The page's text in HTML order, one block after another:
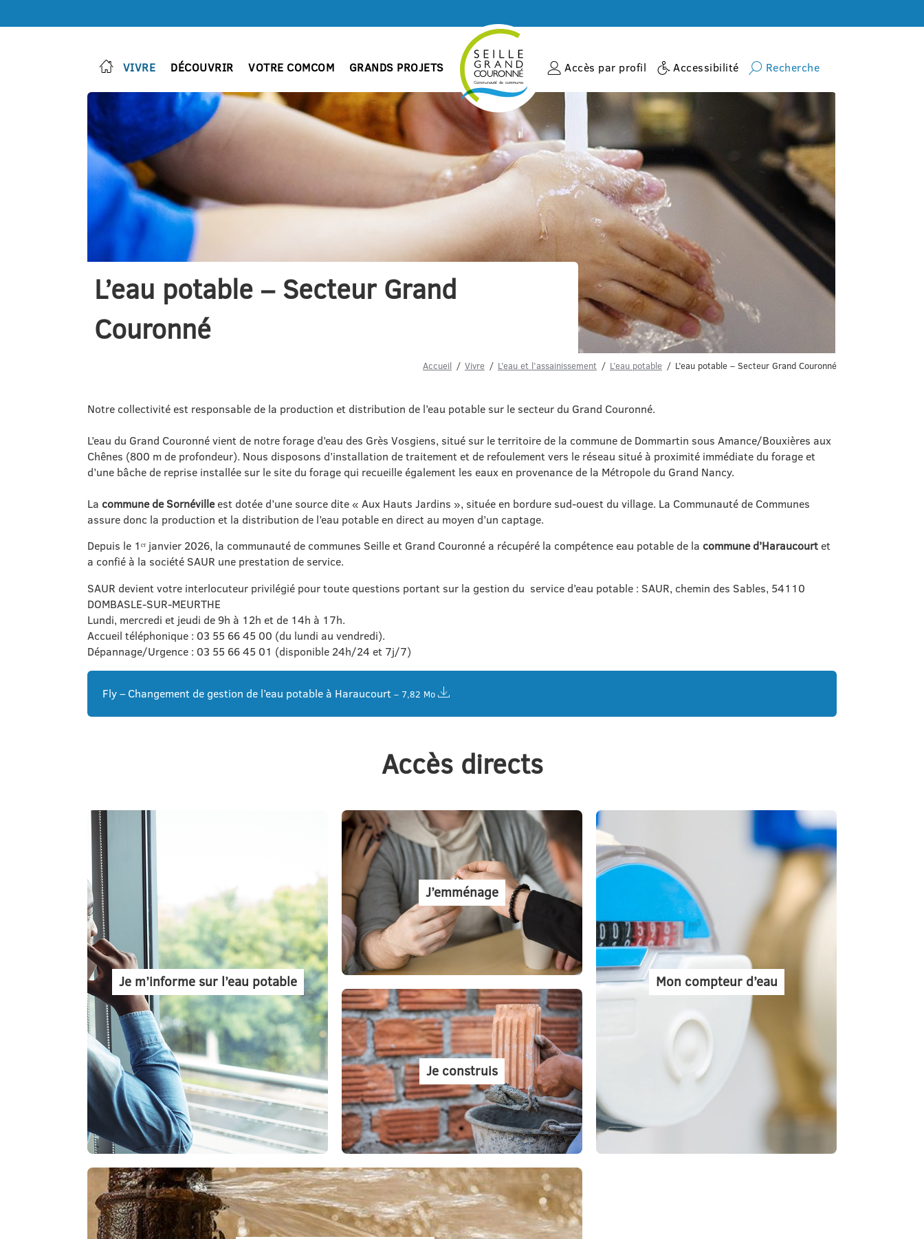
VIVRE DÉCOUVRIR VOTRE COMCOM GRANDS PROJETS Accès par profil Accessibilité Recherche
L’eau potable – Secteur Grand
Couronné
Accueil Vivre L’eau et l’assainissement L’eau potable L’eau potable – Secteur Grand Couronné
Notre collectivité est responsable de la production et distribution de l’eau potable sur le secteur du Grand Couronné.
L’eau du Grand Couronné vient de notre forage d’eau des Grès Vosgiens, situé sur le territoire de la commune de Dommartin sous Amance/Bouxières aux
Chênes (800 m de profondeur). Nous disposons d’installation de traitement et de refoulement vers le réseau situé à proximité immédiate du forage et
d’une bâche de reprise installée sur le site du forage qui recueille également les eaux en provenance de la Métropole du Grand Nancy.
La commune de Sornévilleest dotée d’une source dite « Aux Hauts Jardins », située en bordure sud-ouest du village. La Communauté de Communes
assure donc la production et la distribution de l’eau potable en direct au moyen d’un captage.
Depuis le 1ᵉʳ janvier 2026, la communauté de communes Seille et Grand Couronné a récupéré la compétence eau potable de la commune d’Haraucourt et
a confié à la société SAUR une prestation de service.
SAUR devient votre interlocuteur privilégié pour toute questions portant sur la gestion du service d’eau potable : SAUR, chemin des Sables, 54110
DOMBASLE-SUR-MEURTHE
Lundi, mercredi et jeudi de 9h à 12h et de 14h à 17h.
Accueil téléphonique : 03 55 66 45 00 (du lundi au vendredi).
Dépannage/Urgence : 03 55 66 45 01 (disponible 24h/24 et 7j/7)
Fly – Changement de gestion de l’eau potable à Haraucourt – 7,82 Mo
Accès directs
Je m’informe sur l’eau potable
J’emménage
Je construis
Mon compteur d’eau